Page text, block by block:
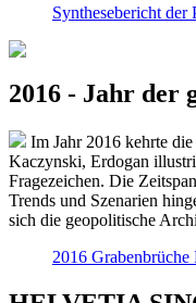
Synthesebericht
2016 - Jahr der
Im Jahr 2016 kehrte
Kaczynski, Erdogan
Fragezeichen. Die
Trends und Szenarien
sich die geopolitische
2016